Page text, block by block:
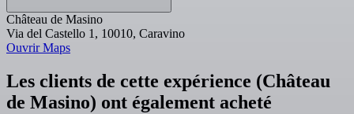
Château de Masino
Via del Castello 1, 10010, Caravino
Ouvrir Maps
Les clients de cette expérience (Château
de Masino) ont également acheté